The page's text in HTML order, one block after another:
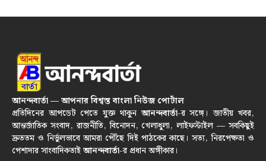
আনন্দবার্তা — আপনার বিশ্বস্ত বাংলা নিউজ পোর্টাল
প্রতিদিনের আপডেট পেতে যুক্ত থাকুনআনন্দবার্তা-র সঙ্গে। জাতীয় খবর,
আন্তর্জাতিক সংবাদ, রাজনীতি, বিনোদন, খেলাধুলা, লাইফস্টাইল — সবকিছুই
দ্রুততম ও নির্ভুলভাবে আমরা পৌঁছে দিই পাঠকের কাছে। সত্য, নিরপেক্ষতা ও
পেশাদার সাংবাদিকতাইআনন্দবার্তা-র প্রধান অঙ্গীকার।